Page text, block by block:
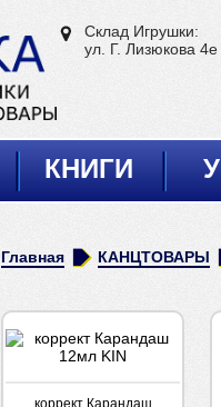
Склад Игрушки:
ул. Г. Лизюкова 4е
КНИГИ
Главная КАНЦТОВАРЫ
коррект Карандаш